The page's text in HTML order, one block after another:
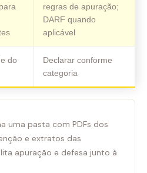
para
regras de apuração;
DARF quando
aplicável
do
Declarar conforme
categoria
uma pasta com PDFs dos
e extratos das
apuração e defesa junto à